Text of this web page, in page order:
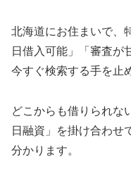
北海道にお住まいで、
日借入可能」「審査が
今すぐ検索する手を止
どこからも借りられな
日融資」を掛け合わせ
分かります。